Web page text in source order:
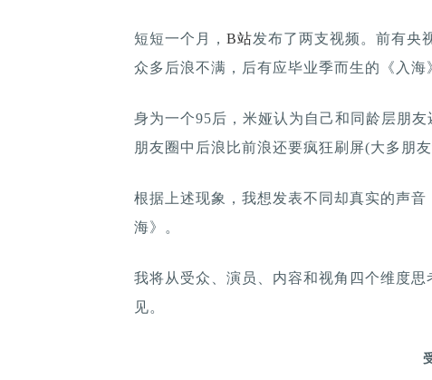
短短一个月， B站发布了两支视频。前有央
众多后浪不满，后有应毕业季而生的《入海
身为一个95后，米娅认为自己和同龄层朋
朋友圈中后浪比前浪还要疯狂刷屏(大多朋
根据上述现象，我想发表不同却真实的声
海》。
我将从受众、演员、内容和视角四个维度
见。